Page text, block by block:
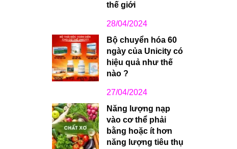
thế giới
28/04/2024
Bộ chuyển hóa 60
ngày của Unicity có
hiệu quả như thế
nào ?
27/04/2024
Năng lượng nạp
vào cơ thể phải
bằng hoặc ít hơn
năng lượng tiêu thụ